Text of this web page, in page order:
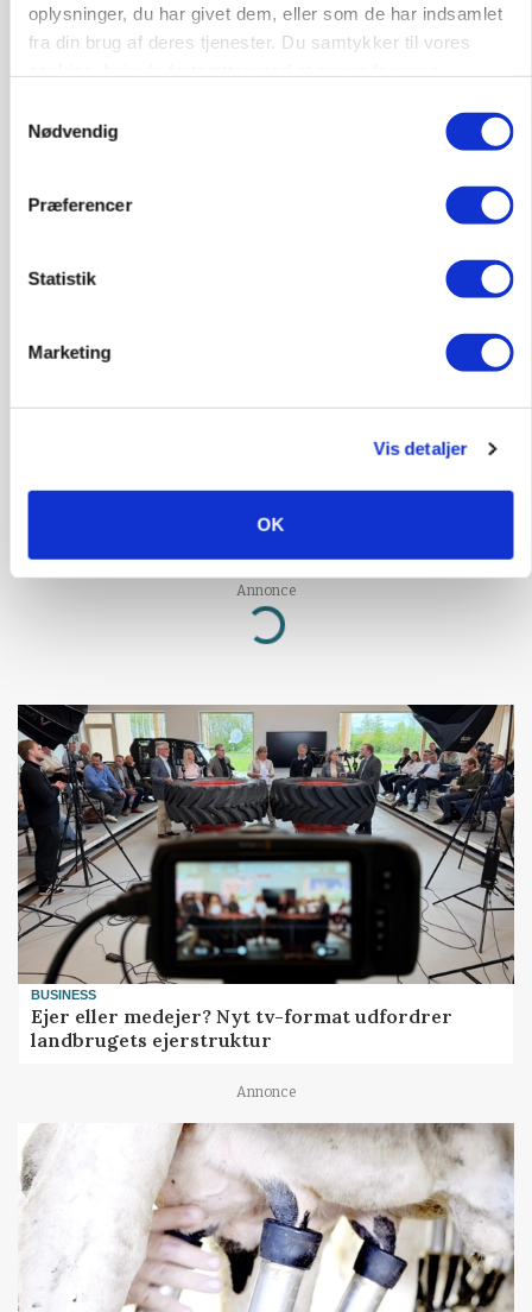
oplysninger, du har givet dem, eller som de har indsamlet
fra din brug af deres tjenester. Du samtykker til vores
Nødvendig
Præferencer
Statistik
Marketing
Vis detaljer
OK
Fjerkræbranchen: - Vi forlanger ens
MARKEDSFOKUS
Prisgab på 20 kroner pr. kg vokser: Polsk kylling
Annonce
Loading...
BUSINESS
Ejer eller medejer? Nyt tv-format udfordrer
landbrugets ejerstruktur
Annonce